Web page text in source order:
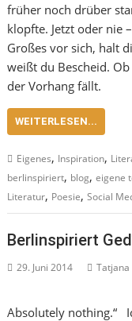
früher noch drüber
klopfte. Jetzt oder nie
Großes vor sich, halt
weißt du Bescheid.
der Vorhang fällt.
WEITERLESEN...
Eigenes, Inspiration,
berlinspiriert, blog,eigene
Literatur, Poesie,Social
Berlinspiriert
29. Juni 2014 Tatjana
Absolutely nothing.“